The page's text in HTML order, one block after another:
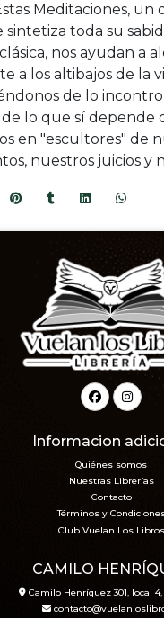
Meditaciones, un
sintetiza toda su
nos ayudan a
a los altibajos de la
de lo
de lo que sí depende
en "escultores" de
nuestros juicios y
Informacion
Quiénes somos
Nuestras Librerías
Contacto
Términos y
Club Vuelan Los Libros
CAMILO
Camilo Henríquez 301, local